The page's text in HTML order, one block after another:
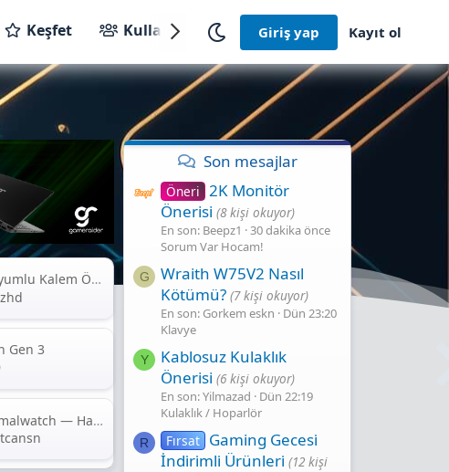
Keşfet Kullanıcılar Giriş yap Kayıt ol
Kalem Önerisi
Gen 3
[Açık Kaynak] Thermalwatch — Hafif, Widget'lı Sistem Sıcaklık Takip Yazılımı
Son mesajlar
Öneri 2K Monitör
Önerisi (8 kişi okuyor)
En son: Beepz1
30 dakika önce
Sorum Var Hocam!
G
Wraith W75V2 Nasıl
Kötümü? (7 kişi okuyor)
En son: Gorkem eskn
Dün 23:20
Klavye
Y
Kablosuz Kulaklık
Önerisi (6 kişi okuyor)
En son: Yilmazad
Dün 22:19
Kulaklık / Hoparlör
R Fırsat Gaming Gecesi̇
İndi̇ri̇mli̇ Ürünleri̇ (12 kişi